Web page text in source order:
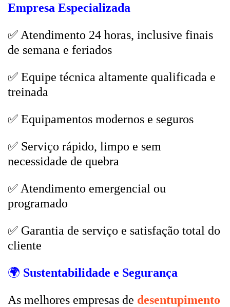
Empresa Especializada
✅ Atendimento 24 horas, inclusive finais
de semana e feriados
✅ Equipe técnica altamente qualificada e
treinada
✅ Equipamentos modernos e seguros
✅ Serviço rápido, limpo e sem
necessidade de quebra
✅ Atendimento emergencial ou
programado
✅ Garantia de serviço e satisfação total do
cliente
🌍 Sustentabilidade e Segurança
As melhores empresas de desentupimento